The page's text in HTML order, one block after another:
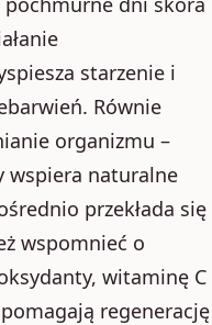
starzenie i
Równie
organizmu –
wspiera naturalne
przekłada się
wspomnieć o
witaminę C
regenerację